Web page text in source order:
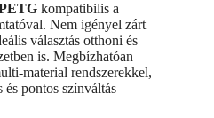
kompatibilis a
Nem igényel zárt
választás otthoni és
is. Megbízhatóan
material rendszerekkel,
pontos színváltás